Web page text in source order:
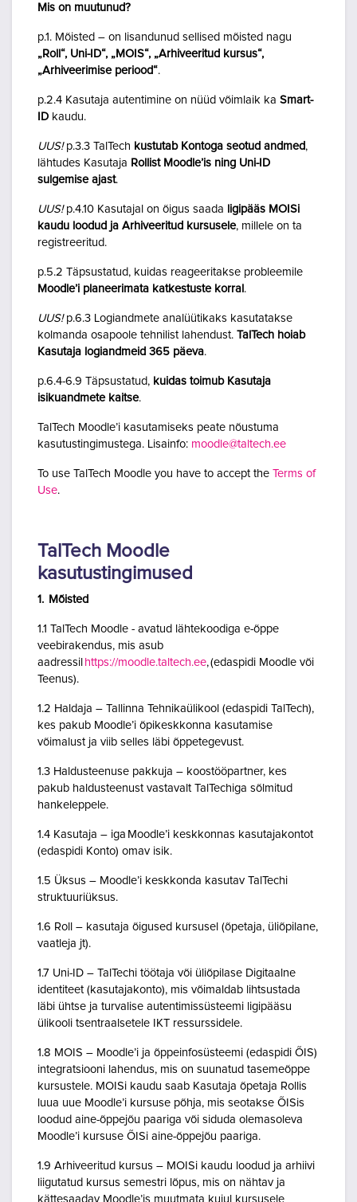
Mis on muutunud?
p.1. Mõisted – on lisandunud sellised mõisted nagu
„Roll“, Uni-ID“, „MOIS“, „Arhiveeritud kursus“,
„Arhiveerimise periood“.
p.2.4 Kasutaja autentimine on nüüd võimlaik ka Smart-
ID kaudu.
UUS!p.3.3 TalTech kustutab Kontoga seotud andmed,
lähtudes Kasutaja Rollist Moodle’is ning Uni-ID
sulgemise ajast.
UUS!p.4.10 Kasutajal on õigus saada ligipääs MOISi
kaudu loodud ja Arhiveeritud kursusele, millele on ta
registreeritud.
p.5.2 Täpsustatud, kuidas reageeritakse probleemile
Moodle’i planeerimata katkestuste korral .
UUS!p.6.3 Logiandmete analüütikaks kasutatakse
kolmanda osapoole tehnilist lahendust. TalTech hoiab
Kasutaja logiandmeid 365 päeva.
p.6.4-6.9 Täpsustatud, kuidas toimub Kasutaja
isikuandmete kaitse.
TalTech Moodle’i kasutamiseks peate nõustuma
kasutustingimustega. Lisainfo: moodle@taltech.ee
To use TalTech Moodle you have to accept the Terms of
Use.
TalTech Moodle
kasutustingimused
1. Mõisted
1.1 TalTech Moodle - avatud lähtekoodiga e-õppe
veebirakendus, mis asub
aadressil https://moodle.taltech.ee, (edaspidi Moodle või
Teenus).
1.2 Haldaja – Tallinna Tehnikaülikool (edaspidi TalTech),
kes pakub Moodle’i õpikeskkonna kasutamise
võimalust ja viib selles läbi õppetegevust.
1.3 Haldusteenuse pakkuja – koostööpartner, kes
pakub haldusteenust vastavalt TalTechiga sõlmitud
hankeleppele.
1.4 Kasutaja – iga Moodle’i keskkonnas kasutajakontot
(edaspidi Konto) omav isik.
1.5 Üksus – Moodle’i keskkonda kasutav TalTechi
struktuuriüksus.
1.6 Roll – kasutaja õigused kursusel (õpetaja, üliõpilane,
vaatleja jt).
1.7 Uni-ID – TalTechi töötaja või üliõpilase Digitaalne
identiteet (kasutajakonto), mis võimaldab lihtsustada
läbi ühtse ja turvalise autentimissüsteemi ligipääsu
ülikooli tsentraalsetele IKT ressurssidele.
1.8 MOIS – Moodle’i ja õppeinfosüsteemi (edaspidi ÕIS)
integratsiooni lahendus, mis on suunatud tasemeõppe
kursustele. MOISi kaudu saab Kasutaja õpetaja Rollis
luua uue Moodle’i kursuse põhja, mis seotakse ÕISis
loodud aine-õppejõu paariga või siduda olemasoleva
Moodle’i kursuse ÕISi aine-õppejõu paariga.
1.9 Arhiveeritud kursus – MOISi kaudu loodud ja arhiivi
liigutatud kursus semestri lõpus, mis on nähtav ja
kättesaadav Moodle’is muutmata kujul kursusele